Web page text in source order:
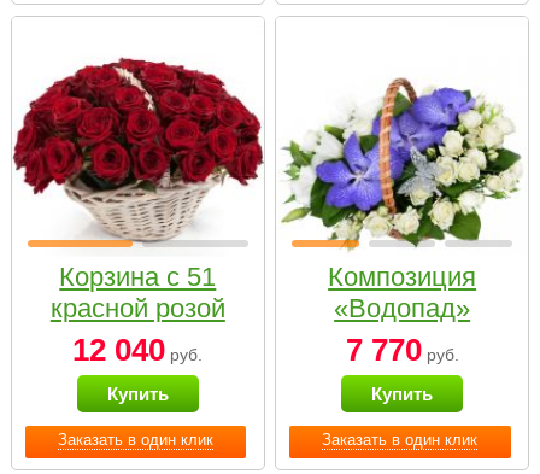
Заказать в один клик
Корзина с 51
красной розой
12 040 руб.
Купить
Заказать в один клик
Композиция
«Водопад»
7 770руб.
Купить